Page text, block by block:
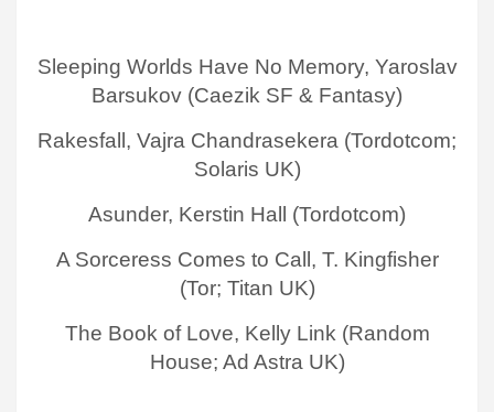
Sleeping Worlds Have No Memory, Yaroslav
Barsukov (Caezik SF & Fantasy)
Rakesfall, Vajra Chandrasekera (Tordotcom;
Solaris UK)
Asunder, Kerstin Hall (Tordotcom)
A Sorceress Comes to Call, T. Kingfisher
(Tor; Titan UK)
The Book of Love, Kelly Link (Random
House; Ad Astra UK)